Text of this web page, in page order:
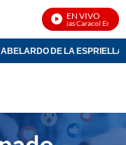
EN VIVO
Noticias Caracol En Vivo
ABELARDO DE LA ESPRIELLA